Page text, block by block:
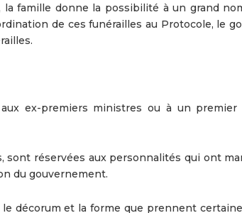
la famille donne la possibilité à un grand
de ces funérailles au Protocole, le
aux ex-premiers ministres ou à un
sont réservées aux personnalités qui ont
du gouvernement.
le décorum et la forme que prennent